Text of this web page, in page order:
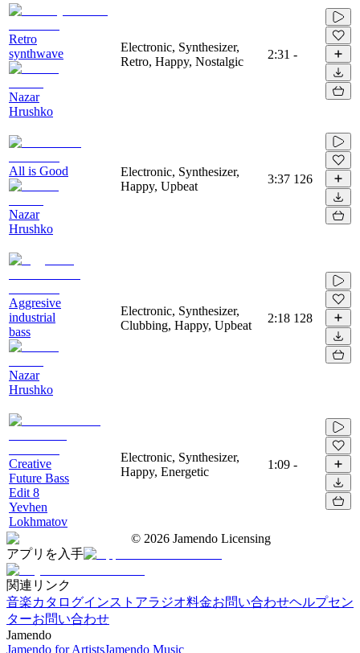
Retro
synthwave
Nazar
Hrushko
Electronic, Synthesizer,
Retro, Happy, Nostalgic
2:31 -
All is Good
Nazar
Hrushko
Electronic, Synthesizer,
Happy, Upbeat
3:37 126
Aggresive
industrial
bass
Nazar
Hrushko
Electronic, Synthesizer,
Clubbing, Happy, Upbeat
2:18 128
Creative
Future Bass
Edit 8
Yevhen
Lokhmatov
Electronic, Synthesizer,
Happy, Energetic
1:09 -
© 2026 Jamendo Licensing
アプリを入手
関連リンク
音楽カタログインストアラジオ料金お問い合わせヘルプセン
ターお問い合わせ
Jamendo
Jamendo for ArtistsJamendo Music